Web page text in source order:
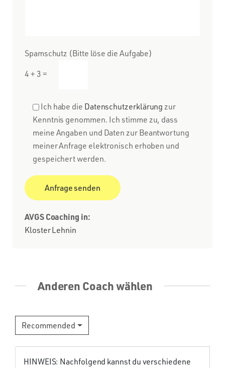
Spamschutz (Bitte löse die Aufgabe)
4 + 3 =
Ich habe die Datenschutzerklärung zur
Kenntnis genommen. Ich stimme zu, dass
meine Angaben und Daten zur Beantwortung
meiner Anfrage elektronisch erhoben und
gespeichert werden.
AVGS Coaching in:
Kloster Lehnin
Anderen Coach wählen
Recommended
HINWEIS: Nachfolgend kannst du verschiedene